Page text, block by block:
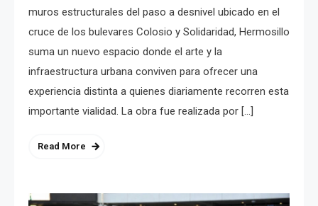
muros estructurales del paso a desnivel ubicado en el
cruce de los bulevares Colosio y Solidaridad, Hermosillo
suma un nuevo espacio donde el arte y la
infraestructura urbana conviven para ofrecer una
experiencia distinta a quienes diariamente recorren esta
importante vialidad. La obra fue realizada por […]
Read More